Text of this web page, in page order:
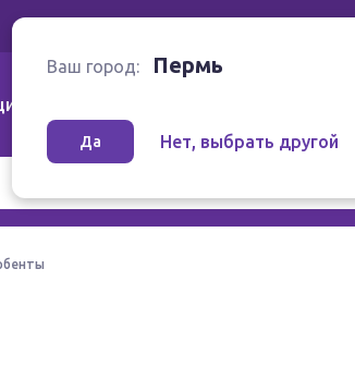
Ваш город: Пермь
Да Нет, выбрать другой